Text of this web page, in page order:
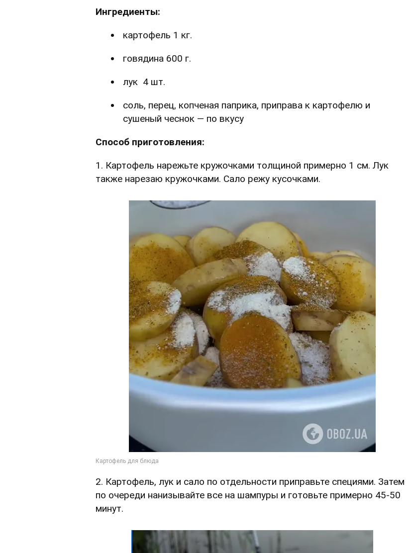
Ингредиенты:
картофель 1 кг.
говядина 600 г.
лук 4 шт.
соль, перец, копченая паприка, приправа к картофелю и
сушеный чеснок — по вкусу
Способ приготовления:
1. Картофель нарежьте кружочками толщиной примерно 1 см. Лук
также нарезаю кружочками. Сало режу кусочками.
2. Картофель, лук и сало по отдельности приправьте специями. Затем
по очереди нанизывайте все на шампуры и готовьте примерно 45-50
минут.